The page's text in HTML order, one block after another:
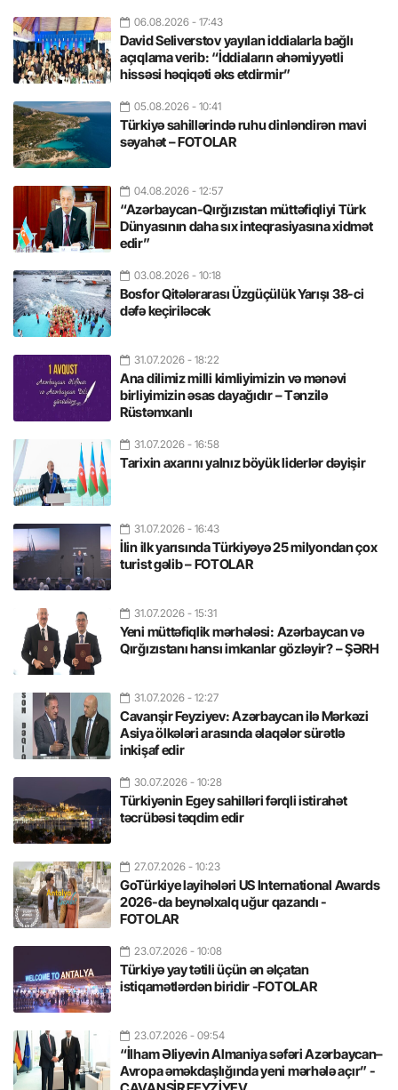
06.08.2026 - 17:43
David Seliverstov yayılan iddialarla bağlı
açıqlama verib: “İddiaların əhəmiyyətli
hissəsi həqiqəti əks etdirmir”
05.08.2026 - 10:41
Türkiyə sahillərində ruhu dinləndirən mavi
səyahət – FOTOLAR
04.08.2026 - 12:57
“Azərbaycan-Qırğızıstan müttəfiqliyi Türk
Dünyasının daha sıx inteqrasiyasına xidmət
edir”
03.08.2026 - 10:18
Bosfor Qitələrarası Üzgüçülük Yarışı 38-ci
dəfə keçiriləcək
31.07.2026 - 18:22
Ana dilimiz milli kimliyimizin və mənəvi
birliyimizin əsas dayağıdır – Tənzilə
Rüstəmxanlı
31.07.2026 - 16:58
Tarixin axarını yalnız böyük liderlər dəyişir
31.07.2026 - 16:43
İlin ilk yarısında Türkiyəyə 25 milyondan çox
turist gəlib – FOTOLAR
31.07.2026 - 15:31
Yeni müttəfiqlik mərhələsi: Azərbaycan və
Qırğızıstanı hansı imkanlar gözləyir? – ŞƏRH
31.07.2026 - 12:27
Cavanşir Feyziyev: Azərbaycan ilə Mərkəzi
Asiya ölkələri arasında əlaqələr sürətlə
inkişaf edir
30.07.2026 - 10:28
Türkiyənin Egey sahilləri fərqli istirahət
təcrübəsi təqdim edir
27.07.2026 - 10:23
GoTürkiye layihələri US International Awards
2026-da beynəlxalq uğur qazandı -
FOTOLAR
23.07.2026 - 10:08
Türkiyə yay tətili üçün ən əlçatan
istiqamətlərdən biridir -FOTOLAR
23.07.2026 - 09:54
“İlham Əliyevin Almaniya səfəri Azərbaycan–
Avropa əməkdaşlığında yeni mərhələ açır” -